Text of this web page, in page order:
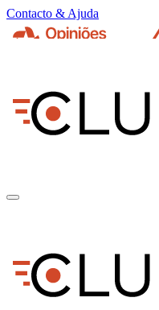
Contacto & Ajuda